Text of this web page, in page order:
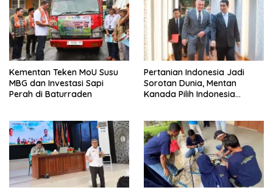
Kementan Teken MoU Susu
MBG dan Investasi Sapi
Perah di Baturraden
Pertanian Indonesia Jadi
Sorotan Dunia, Mentan
Kanada Pilih Indonesia